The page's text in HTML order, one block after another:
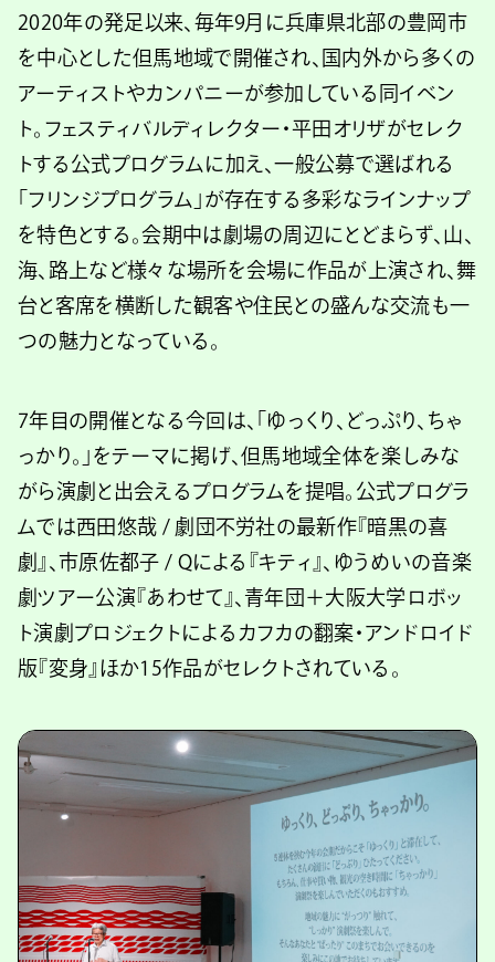
2020年の発足以来、毎年9月に兵庫県北部の豊岡市
を中心とした但馬地域で開催され、国内外から多くの
アーティストやカンパニーが参加している同イベン
ト。フェスティバルディレクター・平田オリザがセレク
トする公式プログラムに加え、一般公募で選ばれる
「フリンジプログラム」が存在する多彩なラインナップ
を特色とする。会期中は劇場の周辺にとどまらず、山、
海、路上など様々な場所を会場に作品が上演され、舞
台と客席を横断した観客や住民との盛んな交流も一
つの魅力となっている。
7年目の開催となる今回は、「ゆっくり、どっぷり、ちゃ
っかり。」をテーマに掲げ、但馬地域全体を楽しみな
がら演劇と出会えるプログラムを提唱。公式プログラ
ムでは西田悠哉 / 劇団不労社の最新作『暗黒の喜
劇』、市原佐都子 / Qによる『キティ』、ゆうめいの音楽
劇ツアー公演『あわせて』、青年団＋大阪大学ロボッ
ト演劇プロジェクトによるカフカの翻案・アンドロイド
版『変身』ほか15作品がセレクトされている。